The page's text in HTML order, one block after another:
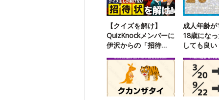
【クイズを解け】
QuizKnockメンバーに
伊沢からの「招待
す
成人年齢
18歳にな
しても良